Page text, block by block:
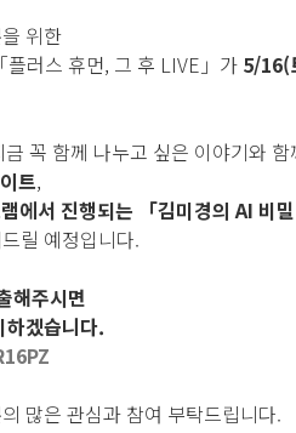
위한
러스 휴먼, 그 후 LIVE」가 5/16(
꼭 함께 나누고 싶은 이야기와 함
트,
에서 진행되는 「김미경의 AI 비
릴 예정입니다.
해주시면
하겠습니다.
많은 관심과 참여 부탁드립니다.